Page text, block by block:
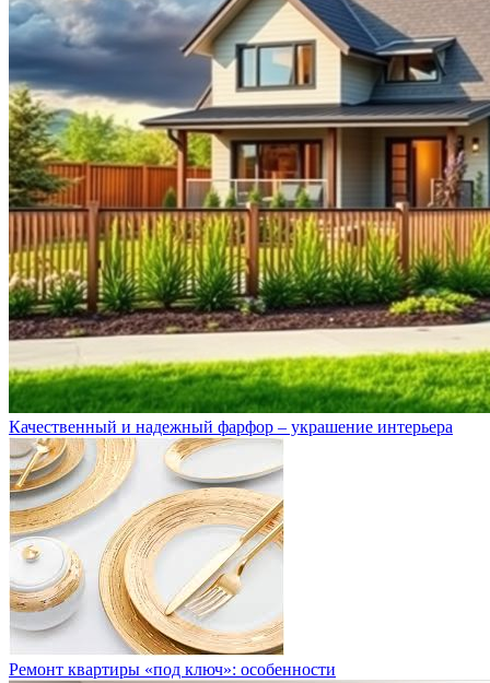
Качественный и надежный фарфор – украшение интерьера
Ремонт квартиры «под ключ»: особенности